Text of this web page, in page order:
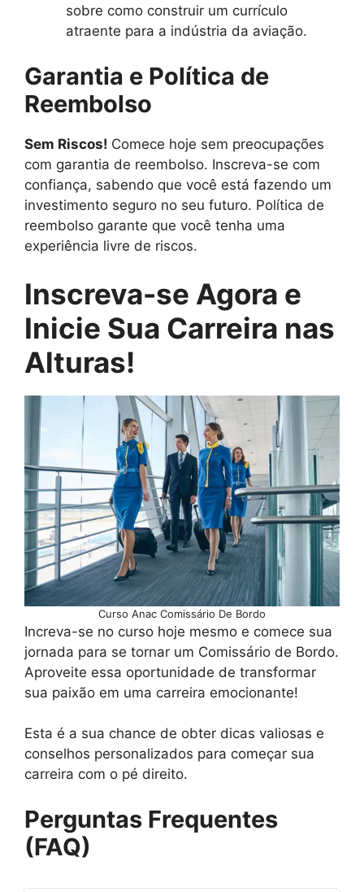
sobre como construir um currículo
atraente para a indústria da aviação.
Garantia e Política de
Reembolso
Sem Riscos! Comece hoje sem preocupações
com garantia de reembolso. Inscreva-se com
confiança, sabendo que você está fazendo um
investimento seguro no seu futuro. Política de
reembolso garante que você tenha uma
experiência livre de riscos.
Inscreva-se Agora e
Inicie Sua Carreira nas
Alturas!
Curso Anac Comissário De Bordo
Increva-se no curso hoje mesmo e comece sua
jornada para se tornar um Comissário de Bordo.
Aproveite essa oportunidade de transformar
sua paixão em uma carreira emocionante!
Esta é a sua chance de obter dicas valiosas e
conselhos personalizados para começar sua
carreira com o pé direito.
Perguntas Frequentes
(FAQ)